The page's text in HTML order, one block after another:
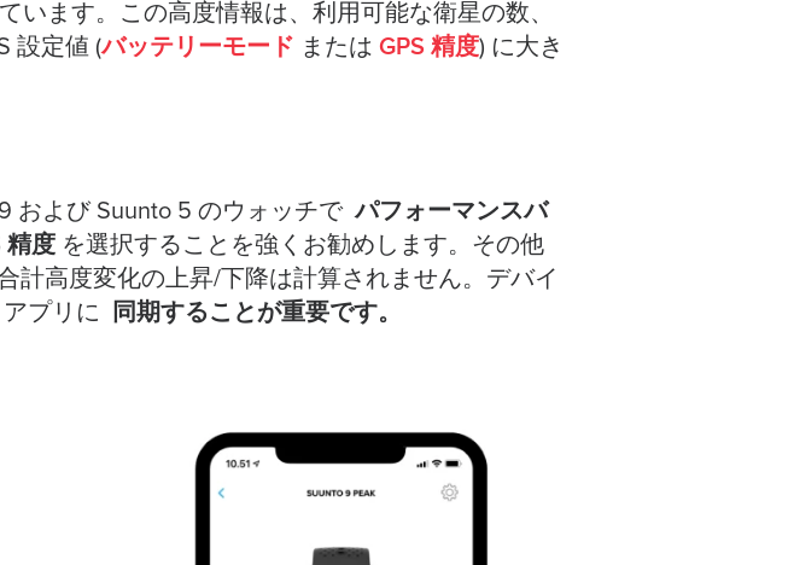
います。この高度情報は、利用可能な衛星の数、
設定値 (バッテリーモード または GPS 精度) に大き
および Suunto 5 のウォッチで パフォーマンスバ
精度 を選択することを強くお勧めします。その他
計高度変化の上昇/下降は計算されません。デバイ
プリに
同期することが重要です。